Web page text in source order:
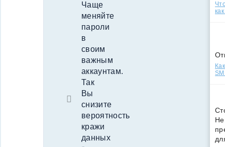
Чаще
меняйте
пароли
в
своим
важным
аккаунтам.
Так
Вы
снизите
вероятность
кражи
данных
Не